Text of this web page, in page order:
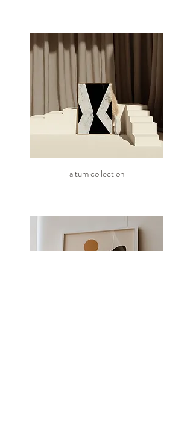
altum collection